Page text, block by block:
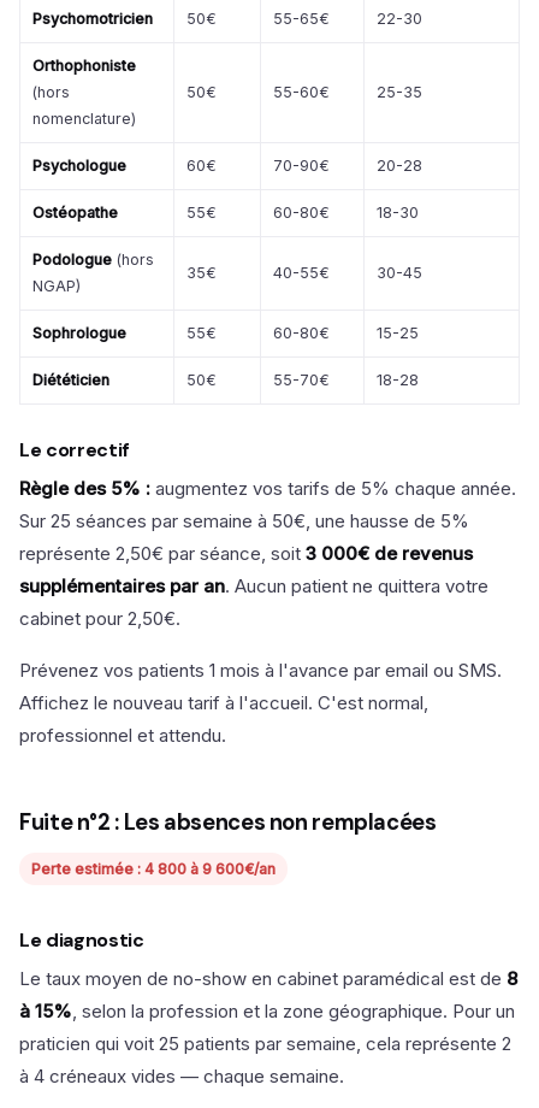
Psychomotricien 50€ 55-65€ 22-30
Orthophoniste
(hors
nomenclature)
50€ 55-60€ 25-35
Psychologue 60€ 70-90€ 20-28
Ostéopathe 55€ 60-80€ 18-30
Podologue (hors
NGAP)
35€ 40-55€ 30-45
Sophrologue 55€ 60-80€ 15-25
Diététicien 50€ 55-70€ 18-28
Le correctif
Règle des 5% : augmentez vos tarifs de 5% chaque année.
Sur 25 séances par semaine à 50€, une hausse de 5%
représente 2,50€ par séance, soit 3 000€ de revenus
supplémentaires par an. Aucun patient ne quittera votre
cabinet pour 2,50€.
Prévenez vos patients 1 mois à l'avance par email ou SMS.
Affichez le nouveau tarif à l'accueil. C'est normal,
professionnel et attendu.
Fuite n°2 : Les absences non remplacées
Perte estimée : 4 800 à 9 600€/an
Le diagnostic
Le taux moyen de no-show en cabinet paramédical est de 8
à 15%, selon la profession et la zone géographique. Pour un
praticien qui voit 25 patients par semaine, cela représente 2
à 4 créneaux vides — chaque semaine.